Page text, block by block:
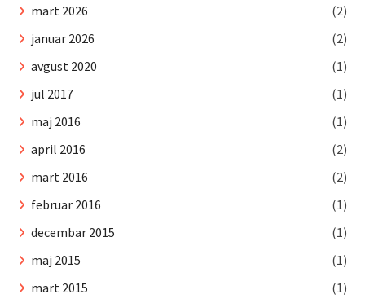
mart 2026
(2)
januar 2026
(2)
avgust 2020
(1)
jul 2017
(1)
maj 2016
(1)
april 2016
(2)
mart 2016
(2)
februar 2016
(1)
decembar 2015
(1)
maj 2015
(1)
mart 2015
(1)